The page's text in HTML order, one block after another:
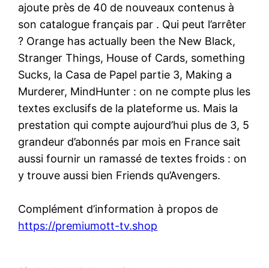
ajoute près de 40 de nouveaux contenus à
son catalogue français par . Qui peut l’arrêter
? Orange has actually been the New Black,
Stranger Things, House of Cards, something
Sucks, la Casa de Papel partie 3, Making a
Murderer, MindHunter : on ne compte plus les
textes exclusifs de la plateforme us. Mais la
prestation qui compte aujourd’hui plus de 3, 5
grandeur d’abonnés par mois en France sait
aussi fournir un ramassé de textes froids : on
y trouve aussi bien Friends qu’Avengers.
Complément d’information à propos de
https://premiumott-tv.shop